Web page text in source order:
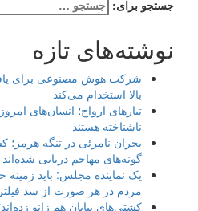
جستجو برای:
نوشته‌های تازه
شرکت هوش مصنوعی برای
بالا استخدام می‌کند
تبارهای ارواح؛ انسان‌های
ناشناخته هستند
بحران نامرئی در تنگه
گونه‌های مهاجم دریایی شده‌اند
یک نماینده مجلس: باید
مردم در هر صورت از سد
کشتی‌های بیابان هم زانو